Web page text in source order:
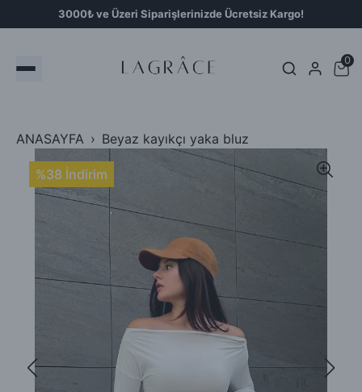
3000₺ ve Üzeri Siparişlerinizde Ücretsiz Kargo!
0
ANASAYFA Beyaz kayıkçı yaka bluz
%38 İndirim